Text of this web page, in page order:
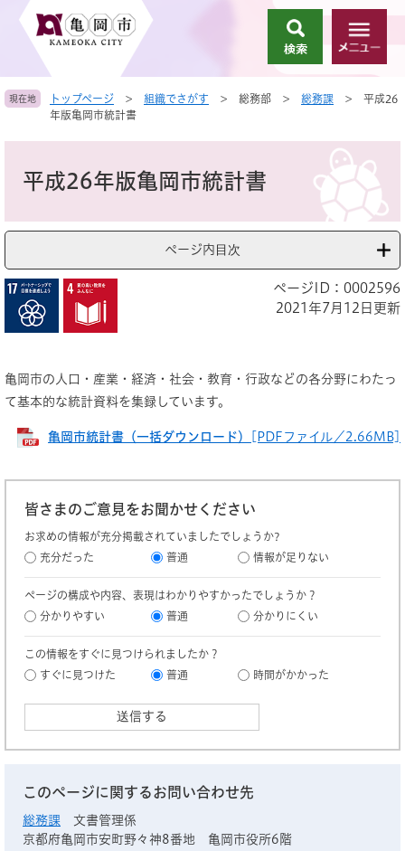
頭
す
飛
し
索
メ
ニ
ー
現在地 トップページ > 組織でさがす > 総務部 > 総務課 >
平成26
年版亀岡市統計書
平成26年版亀岡市統計書
ページ内目次
ページID：0002596
2021年7月12日更新
亀岡市の人口・産業・経済・社会・教育・行政などの各分野にわたっ
て基本的な統計資料を集録しています。
亀岡市統計書（一括ダウンロード） [PDFファイル／2.66MB]
皆さまのご意見をお聞かせください
お求めの情報が充分掲載されていましたでしょうか?
充分だった
普通 情報が足りない
ページの構成や内容、表現はわかりやすかったでしょうか？
分かりやすい
普通 分かりにくい
この情報をすぐに見つけられましたか？
すぐに見つけた
普通 時間がかかった
このページに関するお問い合わせ先
総務課
文書管理係
京都府亀岡市安町野々神8番地 亀岡市役所6階